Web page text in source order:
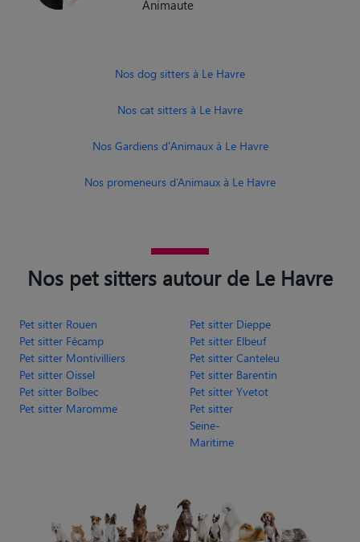
Animaute
Nos dog sitters à Le Havre
Nos cat sitters à Le Havre
Nos Gardiens d'Animaux à Le Havre
Nos promeneurs d’Animaux à Le Havre
Nos pet sitters autour de Le Havre
Pet sitter Rouen
Pet sitter Dieppe
Pet sitter Fécamp
Pet sitter Elbeuf
Pet sitter Montivilliers
Pet sitter Canteleu
Pet sitter Oissel
Pet sitter Barentin
Pet sitter Bolbec
Pet sitter Yvetot
Pet sitter Maromme
Pet sitter
Seine-
Maritime